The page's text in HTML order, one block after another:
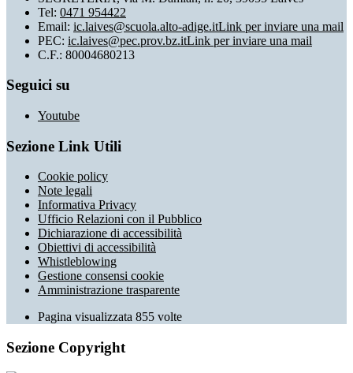
Tel: 0471 954422
Email: ic.laives@scuola.alto-adige.itLink per inviare una mail
PEC: ic.laives@pec.prov.bz.itLink per inviare una mail
C.F.: 80004680213
Seguici su
Youtube
Sezione Link Utili
Cookie policy
Note legali
Informativa Privacy
Ufficio Relazioni con il Pubblico
Dichiarazione di accessibilità
Obiettivi di accessibilità
Whistleblowing
Gestione consensi cookie
Amministrazione trasparente
Pagina visualizzata 855 volte
Sezione Copyright